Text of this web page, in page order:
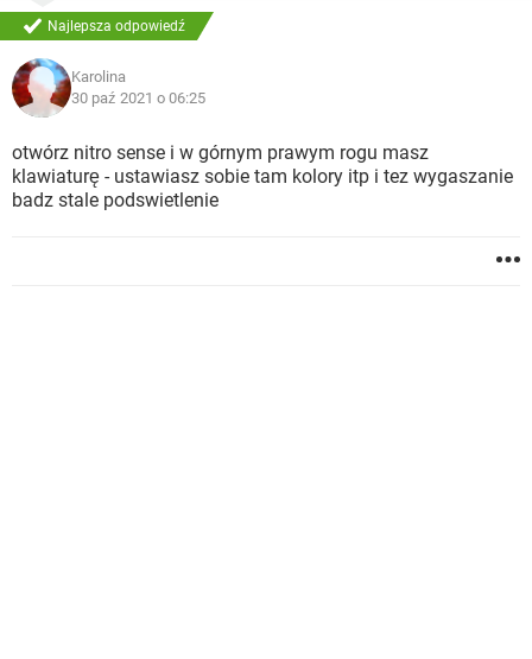
Najlepsza odpowiedź
Karolina
30 paź 2021 o 06:25
otwórz nitro sense i w górnym prawym rogu masz
klawiaturę - ustawiasz sobie tam kolory itp i tez wygaszanie
badz stale podswietlenie